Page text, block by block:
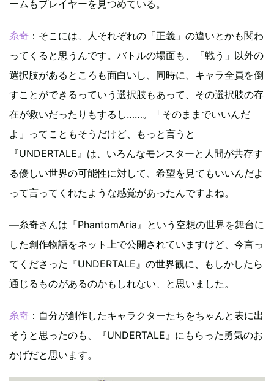
ームもプレイヤーを見つめている。
糸奇 ：そこには、人それぞれの「正義」の違いとかも関わ
ってくると思うんです。バトルの場面も、「戦う」以外の
選択肢があるところも面白いし、同時に、キャラ全員を倒
すことができるっていう選択肢もあって、その選択肢の存
在が救いだったりもするし……。「そのままでいいんだ
よ」ってこともそうだけど、もっと言うと
『UNDERTALE』は、いろんなモンスターと人間が共存す
る優しい世界の可能性に対して、希望を見てもいいんだよ
って言ってくれたような感覚があったんですよね。
—糸奇さんは『PhantomAria』という空想の世界を舞台に
した創作物語をネット上で公開されていますけど、今言っ
てくださった『UNDERTALE』の世界観に、もしかしたら
通じるものがあるのかもしれない、と思いました。
糸奇 ：自分が創作したキャラクターたちをちゃんと表に出
そうと思ったのも、『UNDERTALE』にもらった勇気のお
かげだと思います。